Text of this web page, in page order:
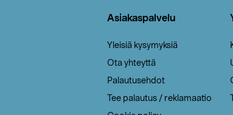
Asiakaspalvelu
Yleisiä kysymyksiä
Ota yhteyttä
Palautusehdot
Tee palautus / reklamaatio